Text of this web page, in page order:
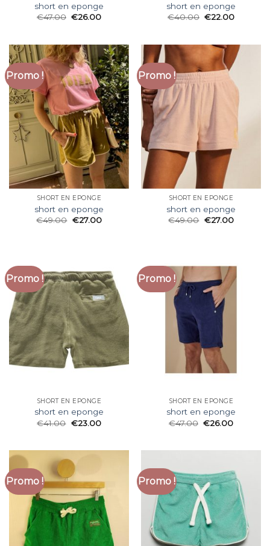
short en eponge
€47.00 €26.00
short en eponge
€40.00 €22.00
Promo !
SHORT EN EPONGE
short en eponge
€49.00 €27.00
Promo !
SHORT EN EPONGE
short en eponge
€49.00 €27.00
Promo !
SHORT EN EPONGE
short en eponge
€41.00 €23.00
Promo !
SHORT EN EPONGE
short en eponge
€47.00 €26.00
Promo ! Promo !